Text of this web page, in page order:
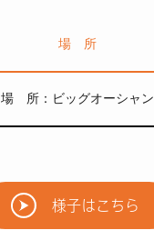
場 所
場 所：ビッグオーシャン
様子はこちら